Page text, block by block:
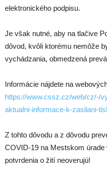
elektronického podpisu.
Je však nutné, aby na tlačive
dôvod, kvôli ktorému nemôže
vychádzania, obmedzená
Informácie nájdete na
https://www.cssz.cz/web/cz/-/
aktualni-informace-k-zasilani-
Z tohto dôvodu a z dôvodu
COVID-19 na Mestskom
potvrdenia o žití neoverujú!